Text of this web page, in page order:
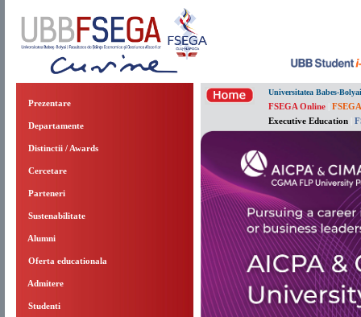
Prezentare
Departamente
Distinctii / Awards
Cercetare
Parteneri
Sustenabilitate
Alumni
Oferta educationala
Admitere
Studenti
Universitatea Babes-Bolyai
FSEGA Online
Executive Education